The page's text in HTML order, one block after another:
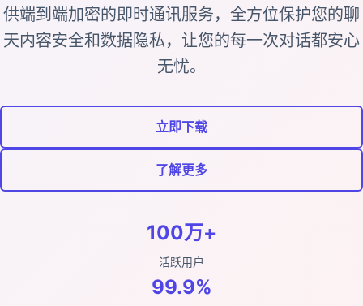
供端到端加密的即时通讯服务，全方位保护您的聊
天内容安全和数据隐私，让您的每一次对话都安心
无忧。
立即下载
了解更多
100万+
活跃用户
99.9%